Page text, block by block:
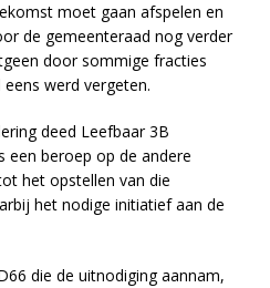
moet gaan afspelen en
de gemeenteraad nog verder
door sommige fracties
werd vergeten.
deed Leefbaar 3B
een beroep op de andere
het opstellen van die
het nodige initiatief aan de
die de uitnodiging aannam,